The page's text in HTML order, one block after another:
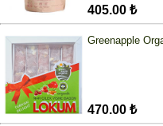
405.00 ₺
Greenapple
470.00 ₺